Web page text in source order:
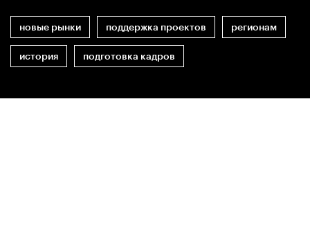
новые рынки поддержка проектов регионам
история подготовка кадров